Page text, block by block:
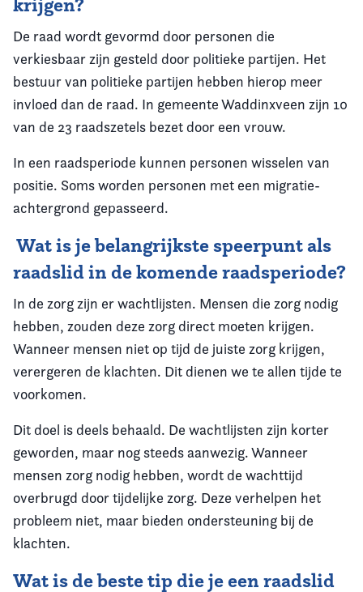
krijgen?
De raad wordt gevormd door personen die
verkiesbaar zijn gesteld door politieke partijen. Het
bestuur van politieke partijen hebben hierop meer
invloed dan de raad. In gemeente Waddinxveen zijn 10
van de 23 raadszetels bezet door een vrouw.
In een raadsperiode kunnen personen wisselen van
positie. Soms worden personen met een migratie-
achtergrond gepasseerd.
Wat is je belangrijkste speerpunt als
raadslid in de komende raadsperiode?
In de zorg zijn er wachtlijsten. Mensen die zorg nodig
hebben, zouden deze zorg direct moeten krijgen.
Wanneer mensen niet op tijd de juiste zorg krijgen,
verergeren de klachten. Dit dienen we te allen tijde te
voorkomen.
Dit doel is deels behaald. De wachtlijsten zijn korter
geworden, maar nog steeds aanwezig. Wanneer
mensen zorg nodig hebben, wordt de wachttijd
overbrugd door tijdelijke zorg. Deze verhelpen het
probleem niet, maar bieden ondersteuning bij de
klachten.
Wat is de beste tip die je een raadslid